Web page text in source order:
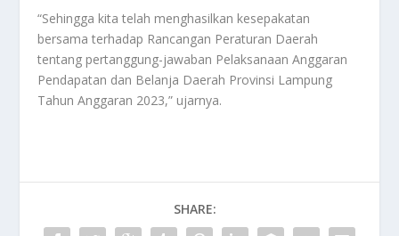
“Sehingga kita telah menghasilkan kesepakatan
bersama terhadap Rancangan Peraturan Daerah
tentang pertanggung-jawaban Pelaksanaan Anggaran
Pendapatan dan Belanja Daerah Provinsi Lampung
Tahun Anggaran 2023,” ujarnya.
SHARE: